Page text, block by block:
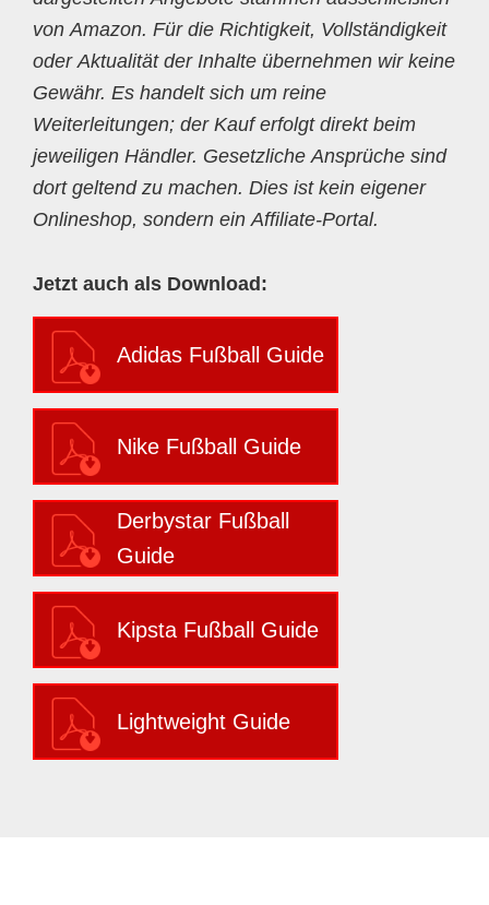
von Amazon. Für die Richtigkeit, Vollständigkeit
oder Aktualität der Inhalte übernehmen wir keine
Gewähr. Es handelt sich um reine
Weiterleitungen; der Kauf erfolgt direkt beim
jeweiligen Händler. Gesetzliche Ansprüche sind
dort geltend zu machen. Dies ist kein eigener
Onlineshop, sondern ein Affiliate-Portal.
Jetzt auch als Download:
Adidas Fußball Guide
Nike Fußball Guide
Derbystar Fußball
Guide
Kipsta Fußball Guide
Lightweight Guide